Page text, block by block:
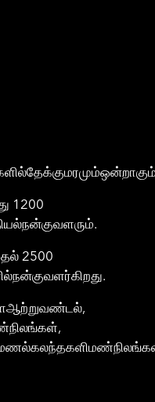
1200
2500